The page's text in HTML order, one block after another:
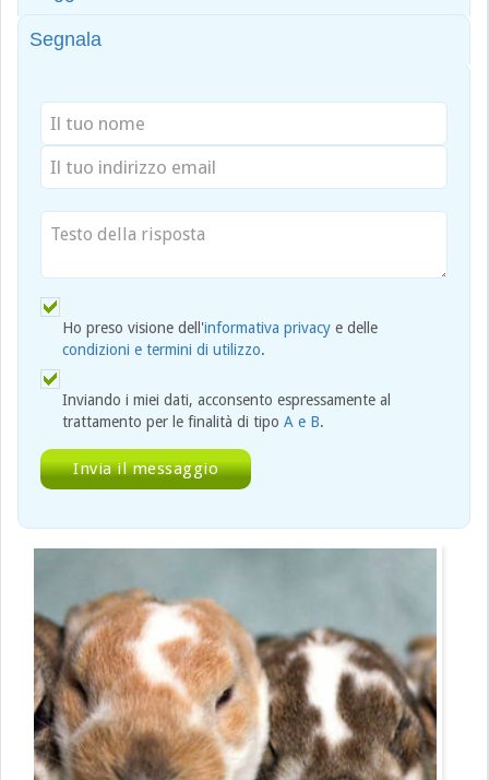
Segnala
Ho preso visione dell'informativa privacy e delle
condizioni e termini di utilizzo.
Inviando i miei dati, acconsento espressamente al
trattamento per le finalità di tipo A e B.